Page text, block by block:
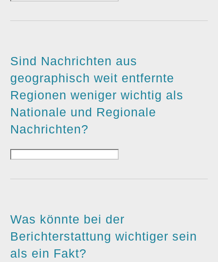
Sind Nachrichten aus
geographisch weit entfernte
Regionen weniger wichtig als
Nationale und Regionale
Nachrichten?
Was könnte bei der
Berichterstattung wichtiger sein
als ein Fakt?